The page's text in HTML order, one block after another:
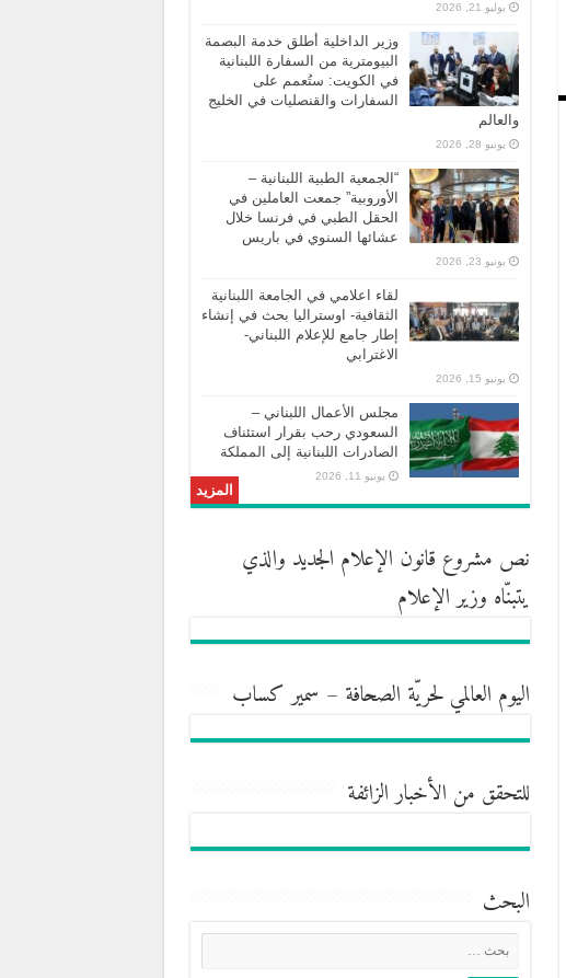
المزيد
يوليو 21, 2026
وزير الداخلية أطلق خدمة البصمة
البيومترية من السفارة اللبنانية
في الكويت: ستُعمم على
السفارات والقنصليات في الخليج
والعالم
يونيو 28, 2026
“الجمعية الطبية اللبنانية –
الأوروبية” جمعت العاملين في
الحقل الطبي في فرنسا خلال
عشائها السنوي في باريس
يونيو 23, 2026
لقاء اعلامي في الجامعة اللبنانية
الثقافية- اوستراليا بحث في إنشاء
إطار جامع للإعلام اللبناني-
الاغترابي
يونيو 15, 2026
مجلس الأعمال اللبناني –
السعودي رحب بقرار استئناف
الصادرات اللبنانية إلى المملكة
يونيو 11, 2026
نص مشروع قانون الإعلام الجديد والذي
يتبنّاه وزير الإعلام
اليوم العالمي لحريّة الصحافة – سمير كساب
للتحقق من الأخبار الزائفة
البحث